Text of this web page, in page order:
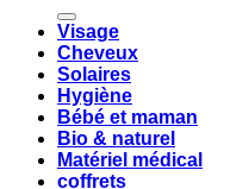
pour :
Visage
Cheveux
Solaires
Hygiène
Bébé et maman
Bio & naturel
Matériel médical
coffrets